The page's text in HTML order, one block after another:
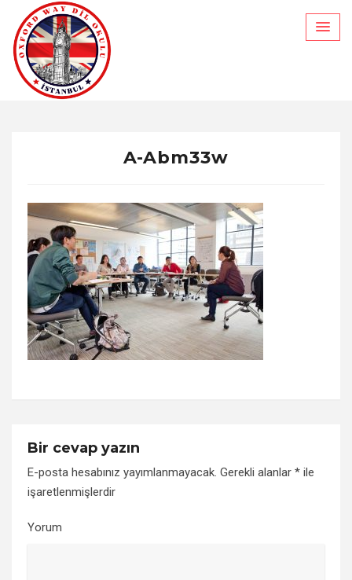
content
A-Abm33w
Bir cevap yazın
E-posta hesabınız yayımlanmayacak. Gerekli alanlar * ile
işaretlenmişlerdir
Yorum